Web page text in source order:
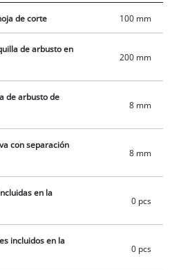
necesidad de otras herramientas.
un agarre perfecto y
durante el uso. La carcasa
protección durante el uso
con las piezas que se lubrican
Se necesita una batería PXC de 18
La batería y el cargador no están
de suministro; se pueden adquirir
de corte 100 mm
de arbusto en
200 mm
de arbusto de
8 mm
con separación
8 mm
en la
0 pcs
incluidos en la
0 pcs